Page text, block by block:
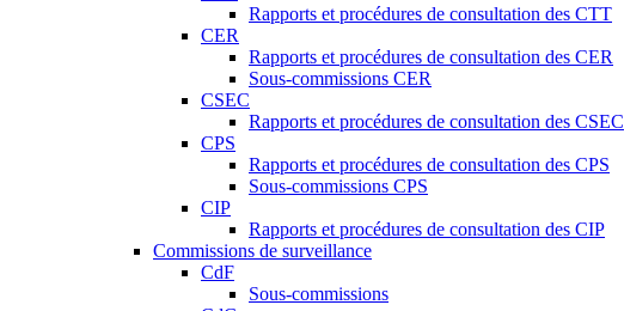
Rapports et procédures de consultation des CTT
CER
Rapports et procédures de consultation des CER
Sous-commissions CER
CSEC
Rapports et procédures de consultation des CSEC
CPS
Rapports et procédures de consultation des CPS
Sous-commissions CPS
CIP
Rapports et procédures de consultation des CIP
Commissions de surveillance
CdF
Sous-commissions